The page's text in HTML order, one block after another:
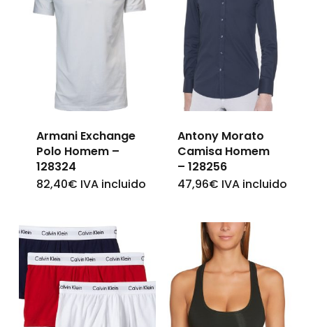
Armani Exchange
Polo Homem –
128324
82,40€ IVA incluido
This
has
multiple
variants.
The
options
Antony Morato
Camisa Homem
– 128256
47,96€ IVA incluido
This
has
multiple
variants.
The
options